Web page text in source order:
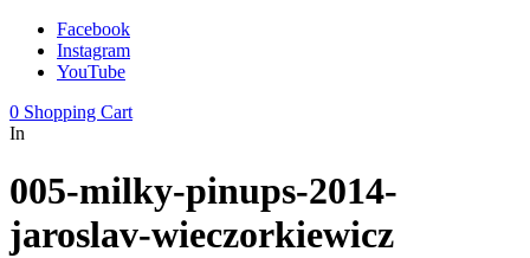
Facebook
Instagram
YouTube
0 Shopping Cart
In
005-milky-pinups-2014-
jaroslav-wieczorkiewicz